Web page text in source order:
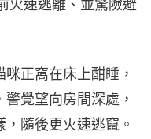
火速逃離、並驚險避
正窩在床上酣睡，
覺望向房間深處，
隨後更火速逃竄。